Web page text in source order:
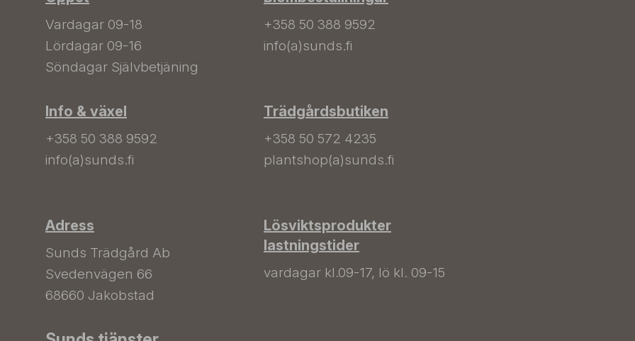
Vardagar 09-18
Lördagar 09-16
Söndagar Självbetjäning
Info & växel
+358 50 388 9592
info(a)sunds.fi
Adress
Sunds Trädgård Ab
Svedenvägen 66
68660 Jakobstad
+358 50 388 9592
info(a)sunds.fi
Trädgårdsbutiken
+358 50 572 4235
plantshop(a)sunds.fi
Lösviktsprodukter
lastningstider
vardagar kl.09-17, lö kl. 09-15